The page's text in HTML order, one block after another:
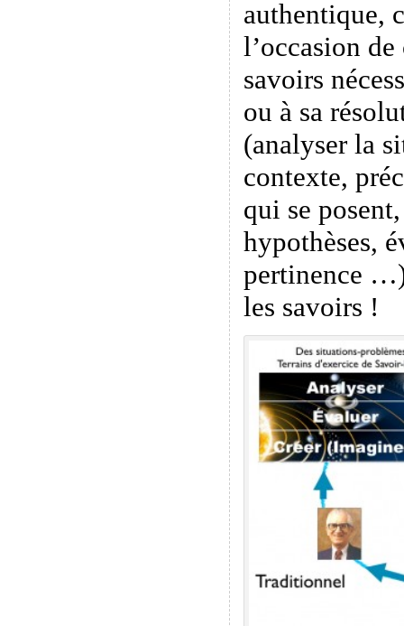
authentique,
l’occasion
savoirs
ou à sa
(analyser la
contexte,
qui se
hypothèses,
pertinence
les savoirs !